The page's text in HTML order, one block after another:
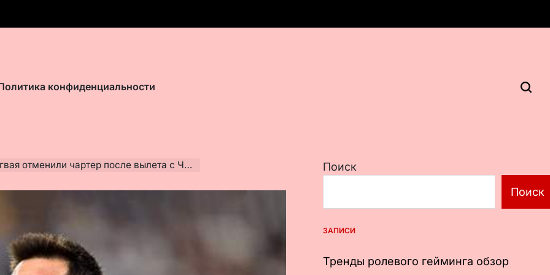
конфиденциальности
отменили чартер после вылета с ЧМ-2026
Поиск
Поиск
ЗАПИСИ
Тренды ролевого гейминга обзор